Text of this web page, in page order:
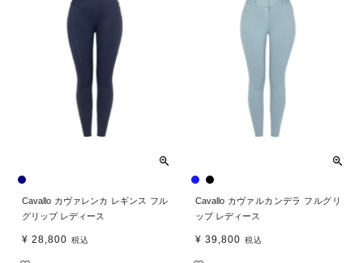
Cavallo カヴァレンカ レギンス フル
グリップ レディース
¥ 28,800 税込
Cavallo カヴァルカンデラ フルグリ
ップ レディース
¥ 39,800 税込